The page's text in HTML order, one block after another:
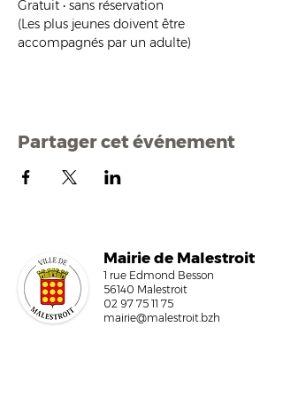
Gratuit • sans réservation
(Les plus jeunes doivent être
accompagnés par un adulte)
Partager cet événement
Mairie de Malestroit
1 rue Edmond Besson
56140 Malestroit
02 97 75 11 75
mairie@malestroit.bzh